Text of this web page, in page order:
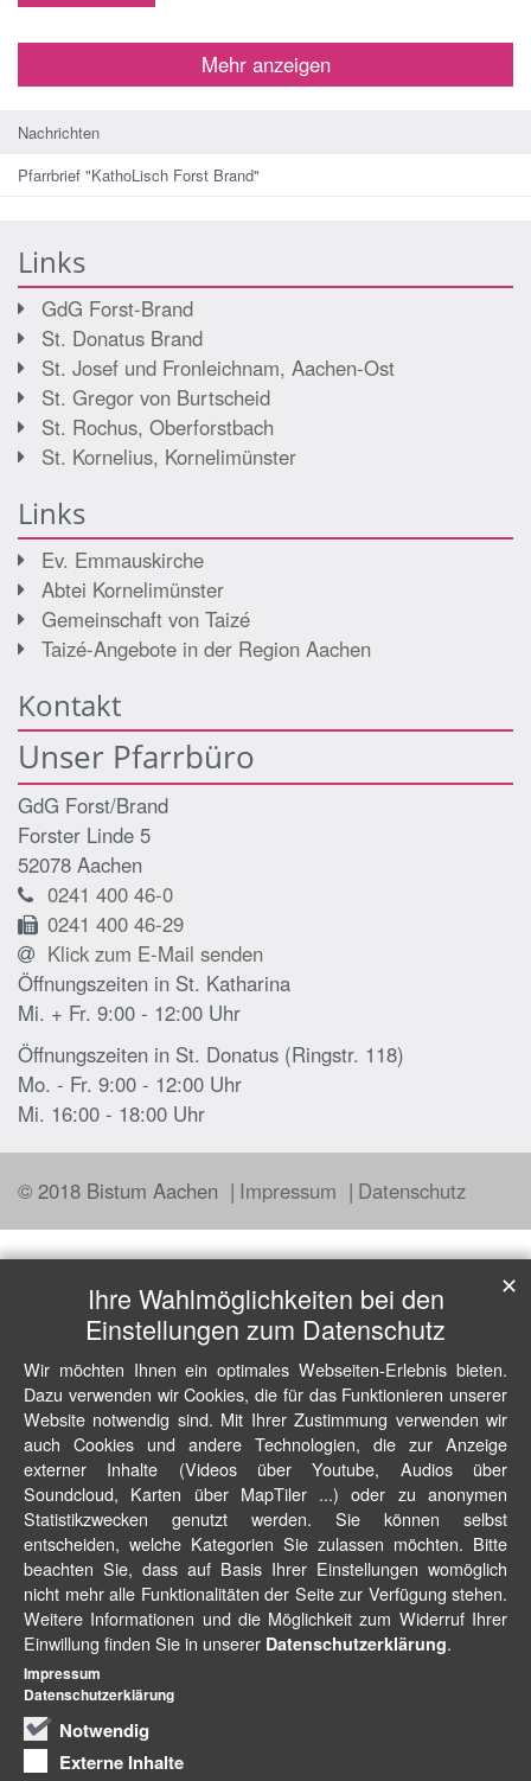
Mehr anzeigen
Nachrichten
Pfarrbrief "KathoLisch Forst Brand"
Links
GdG Forst-Brand
St. Donatus Brand
St. Josef und Fronleichnam, Aachen-Ost
St. Gregor von Burtscheid
St. Rochus, Oberforstbach
St. Kornelius, Kornelimünster
Links
Ev. Emmauskirche
Abtei Kornelimünster
Gemeinschaft von Taizé
Taizé-Angebote in der Region Aachen
Kontakt
Unser Pfarrbüro
GdG Forst/Brand
Forster Linde 5
52078 Aachen
0241 400 46-0
0241 400 46-29
Klick zum E-Mail senden
Öffnungszeiten in St. Katharina
Mi. + Fr. 9:00 - 12:00 Uhr
Öffnungszeiten in St. Donatus (Ringstr. 118)
Mo. - Fr. 9:00 - 12:00 Uhr
Mi. 16:00 - 18:00 Uhr
© 2018 Bistum Aachen Impressum Datenschutz
Ihre Wahlmöglichkeiten bei den
Einstellungen zum Datenschutz
Wir möchten Ihnen ein optimales Webseiten-Erlebnis bieten.
Dazu verwenden wir Cookies, die für das Funktionieren unserer
Website notwendig sind. Mit Ihrer Zustimmung verwenden wir
auch Cookies und andere Technologien, die zur Anzeige
externer Inhalte (Videos über Youtube, Audios über
Soundcloud, Karten über MapTiler ...) oder zu anonymen
Statistikzwecken genutzt werden. Sie können selbst
entscheiden, welche Kategorien Sie zulassen möchten. Bitte
beachten Sie, dass auf Basis Ihrer Einstellungen womöglich
nicht mehr alle Funktionalitäten der Seite zur Verfügung stehen.
Weitere Informationen und die Möglichkeit zum Widerruf Ihrer
Einwillung finden Sie in unserer Datenschutzerklärung.
Notwendig
Externe Inhalte
✕
Impressum
Datenschutzerklärung